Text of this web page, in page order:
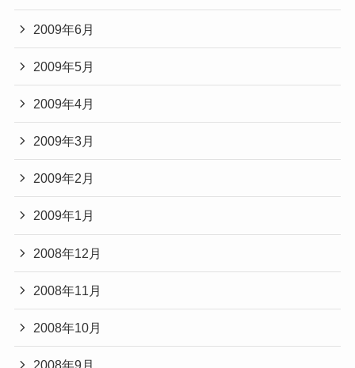
2009年6月
2009年5月
2009年4月
2009年3月
2009年2月
2009年1月
2008年12月
2008年11月
2008年10月
2008年9月